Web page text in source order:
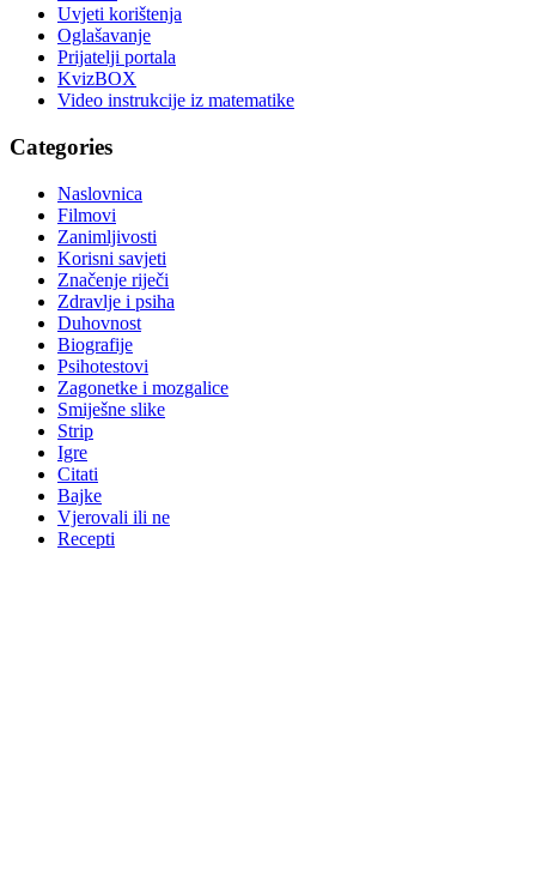
Uvjeti korištenja
Oglašavanje
Prijatelji portala
KvizBOX
Video instrukcije iz matematike
Categories
Naslovnica
Filmovi
Zanimljivosti
Korisni savjeti
Značenje riječi
Zdravlje i psiha
Duhovnost
Biografije
Psihotestovi
Zagonetke i mozgalice
Smiješne slike
Strip
Igre
Citati
Bajke
Vjerovali ili ne
Recepti